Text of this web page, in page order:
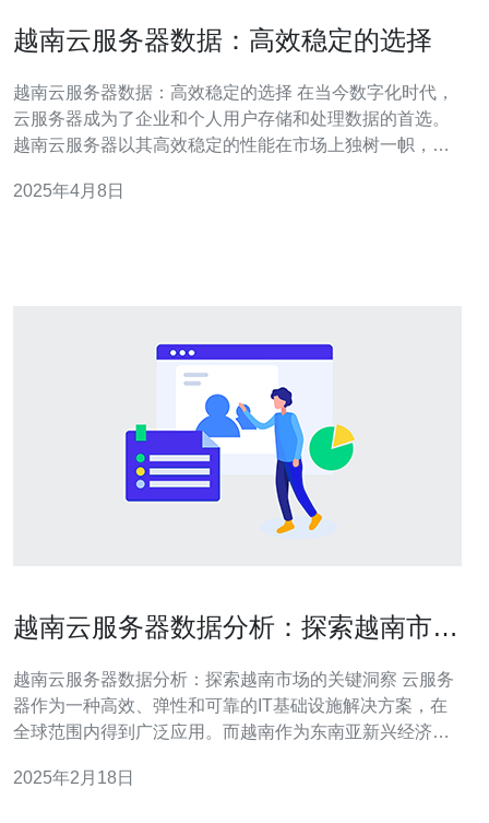
越南云服务器数据：高效稳定的选择
越南云服务器数据：高效稳定的选择 在当今数字化时代，
云服务器成为了企业和个人用户存储和处理数据的首选。
越南云服务器以其高效稳定的性能在市场上独树一帜，成
功能，以及为何它是高效稳定的选择。 1. 高性能 越南云服
2025年4月8日
越南云服务器数据分析：探索越南市场
越南云服务器数据分析：探索越南市场的关键洞察 云服务
器作为一种高效、弹性和可靠的IT基础设施解决方案，在
全球范围内得到广泛应用。而越南作为东南亚新兴经济
探索越南市场的关键洞察。 越南作为东南亚的新兴市场，
2025年2月18日